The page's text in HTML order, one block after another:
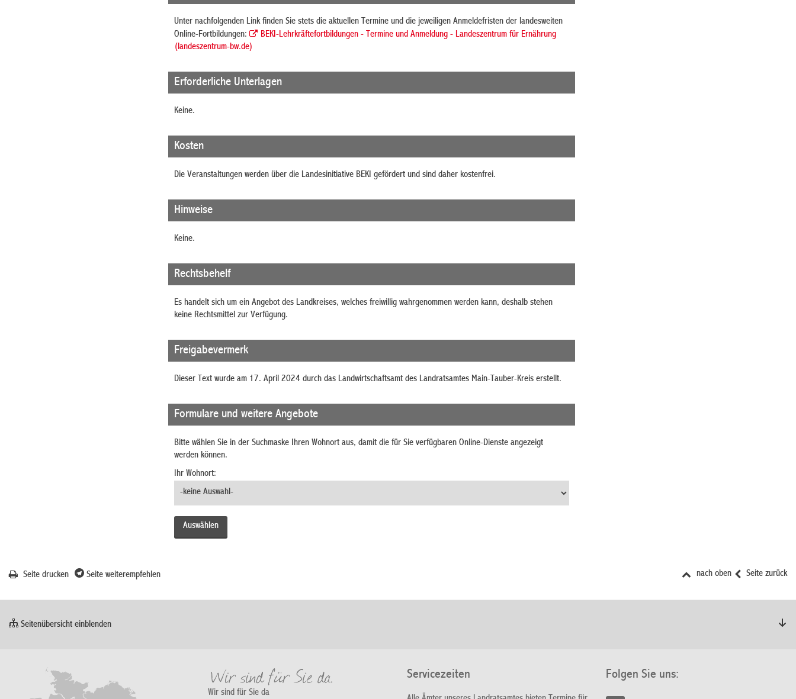
Unter nachfolgenden Link finden Sie stets die aktuellen Termine und die jeweiligen Anmeldefristen der landesweiten
Online-Fortbildungen:
BEKI-Lehrkräftefortbildungen - Termine und Anmeldung - Landeszentrum für Ernährung
(landeszentrum-bw.de)
Erforderliche Unterlagen
Keine.
Kosten
Die Veranstaltungen werden über die Landesinitiative BEKI gefördert und sind daher kostenfrei.
Hinweise
Keine.
Rechtsbehelf
Es handelt sich um ein Angebot des Landkreises, welches freiwillig wahrgenommen werden kann, deshalb stehen
keine Rechtsmittel zur Verfügung.
Freigabevermerk
Dieser Text wurde am 17. April 2024 durch das Landwirtschaftsamt des Landratsamtes Main-Tauber-Kreis erstellt.
Formulare und weitere Angebote
Bitte wählen Sie in der Suchmaske Ihren Wohnort aus, damit die für Sie verfügbaren Online-Dienste angezeigt
werden können.
Ihr Wohnort:
Seite zurück
nach oben
Seite drucken Seite weiterempfehlen
Seitenübersicht einblenden
Wir sind für Sie da
Servicezeiten Folgen Sie uns: